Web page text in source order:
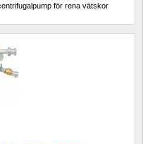
för rena vätskor